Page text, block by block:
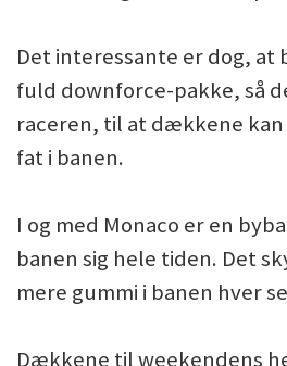
Det interessante er dog, at
fuld downforce-pakke, så
raceren, til at dækkene
fat i banen.
I og med Monaco er en
banen sig hele tiden. Det
mere gummi i banen hver
Dækkene til weekendens